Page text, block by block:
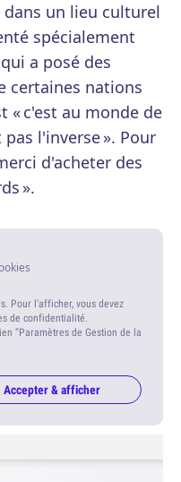
un lieu culturel
spécialement
a posé des
certaines nations
« c'est au monde de
l'inverse ». Pour
d'acheter des
».
Pour l'afficher, vous devez
de confidentialité.
"Paramètres de Gestion de la
Accepter & afficher